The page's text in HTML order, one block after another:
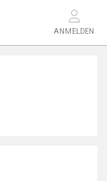
ANMELDEN